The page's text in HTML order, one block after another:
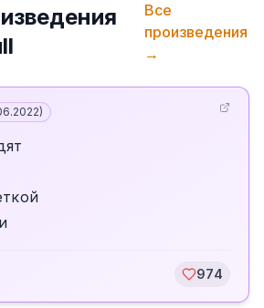
Все
произведения
→
)
974